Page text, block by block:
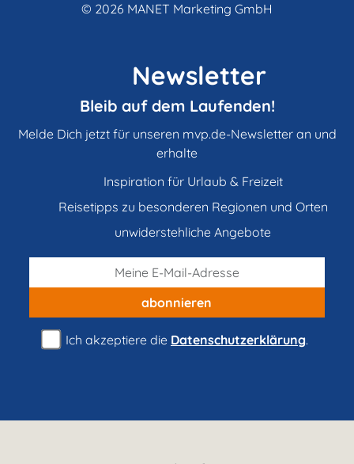
© 2026 MANET Marketing GmbH
Newsletter
Bleib auf dem Laufenden!
Melde Dich jetzt für unseren mvp.de-Newsletter an und
erhalte
Inspiration für Urlaub & Freizeit
Reisetipps zu besonderen Regionen und Orten
unwiderstehliche Angebote
abonnieren
Ich akzeptiere die Datenschutzerklärung.